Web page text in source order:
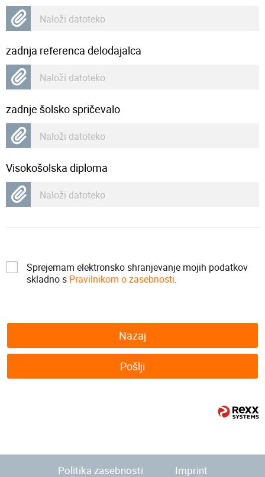
Naloži datoteko
zadnja referenca delodajalca
Naloži datoteko
zadnje šolsko spričevalo
Naloži datoteko
Visokošolska diploma
Naloži datoteko
Sprejemam elektronsko shranjevanje mojih podatkov
skladno s Pravilnikom o zasebnosti.
Nazaj
Pošlji
Politika zasebnosti Imprint